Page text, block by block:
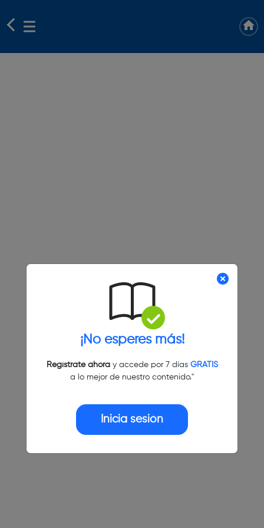
¡No esperes más!
Regístrate ahoray accede por 7 días GRATIS
a lo mejor de nuestro contenido."
Inicia sesión